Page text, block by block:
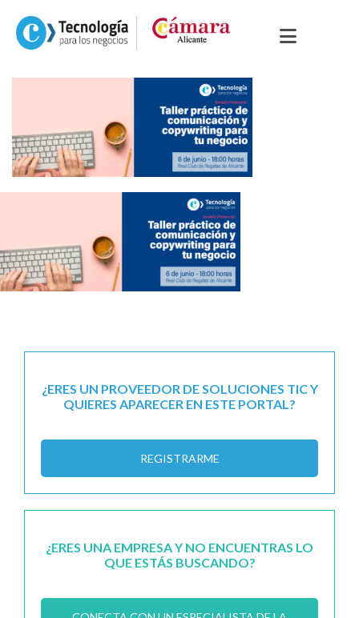
¿ERES UN PROVEEDOR DE SOLUCIONES TIC Y
QUIERES APARECER EN ESTE PORTAL?
REGISTRARME
¿ERES UNA EMPRESA Y NO ENCUENTRAS LO
QUE ESTÁS BUSCANDO?